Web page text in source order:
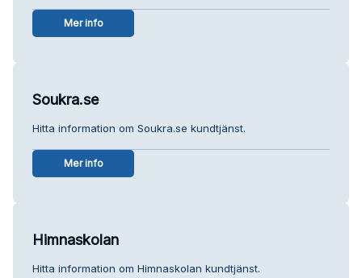
Mer info
Soukra.se
Hitta information om Soukra.se kundtjänst.
Mer info
Himnaskolan
Hitta information om Himnaskolan kundtjänst.